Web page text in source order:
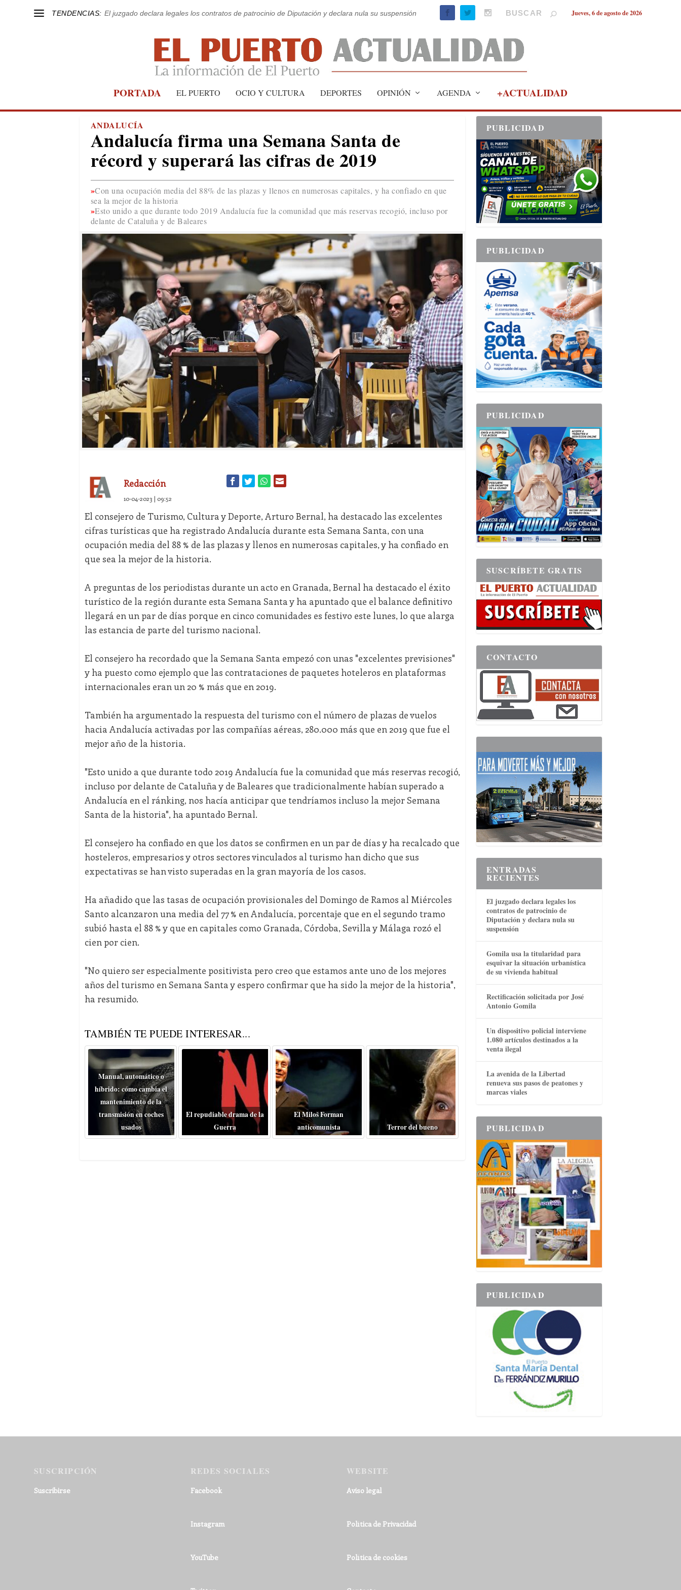
TENDENCIAS: El juzgado declara legales los contratos de patrocinio de Diputación y declara nula su suspensión Jueves, 6 de agosto de 2026
PORTADA EL PUERTO OCIO Y CULTURA DEPORTES OPINIÓN AGENDA +ACTUALIDAD
ANDALUCÍA
Andalucía firma una Semana Santa de
récord y superará las cifras de 2019
Con una ocupación media del 88% de las plazas y llenos en numerosas capitales, y ha confiado en que
sea la mejor de la historia
Esto unido a que durante todo 2019 Andalucía fue la comunidad que más reservas recogió, incluso por
delante de Cataluña y de Baleares
Redacción
10-04-2023 | 09:52
El consejero de Turismo, Cultura y Deporte, Arturo Bernal, ha destacado las excelentes
cifras turísticas que ha registrado Andalucía durante esta Semana Santa, con una
ocupación media del 88 % de las plazas y llenos en numerosas capitales, y ha confiado en
que sea la mejor de la historia.
A preguntas de los periodistas durante un acto en Granada, Bernal ha destacado el éxito
turístico de la región durante esta Semana Santa y ha apuntado que el balance definitivo
llegará en un par de días porque en cinco comunidades es festivo este lunes, lo que alarga
las estancia de parte del turismo nacional.
El consejero ha recordado que la Semana Santa empezó con unas "excelentes previsiones"
y ha puesto como ejemplo que las contrataciones de paquetes hoteleros en plataformas
internacionales eran un 20 % más que en 2019.
También ha argumentado la respuesta del turismo con el número de plazas de vuelos
hacia Andalucía activadas por las compañías aéreas, 280.000 más que en 2019 que fue el
mejor año de la historia.
"Esto unido a que durante todo 2019 Andalucía fue la comunidad que más reservas recogió,
incluso por delante de Cataluña y de Baleares que tradicionalmente habían superado a
Andalucía en el ránking, nos hacía anticipar que tendríamos incluso la mejor Semana
Santa de la historia", ha apuntado Bernal.
El consejero ha confiado en que los datos se confirmen en un par de días y ha recalcado que
hosteleros, empresarios y otros sectores vinculados al turismo han dicho que sus
expectativas se han visto superadas en la gran mayoría de los casos.
Ha añadido que las tasas de ocupación provisionales del Domingo de Ramos al Miércoles
Santo alcanzaron una media del 77 % en Andalucía, porcentaje que en el segundo tramo
subió hasta el 88 % y que en capitales como Granada, Córdoba, Sevilla y Málaga rozó el
cien por cien.
"No quiero ser especialmente positivista pero creo que estamos ante uno de los mejores
años del turismo en Semana Santa y espero confirmar que ha sido la mejor de la historia",
ha resumido.
TAMBIÉN TE PUEDE INTERESAR...
Manual, automático o
híbrido: cómo cambia el
mantenimiento de la
transmisión en coches
usados
El repudiable drama de la
Guerra
El Miloš Forman
anticomunista
Terror del bueno
PUBLICIDAD
PUBLICIDAD
PUBLICIDAD
SUSCRÍBETE GRATIS
CONTACTO
ENTRADAS
RECIENTES
El juzgado declara legales los
contratos de patrocinio de
Diputación y declara nula su
suspensión
Gomila usa la titularidad para
esquivar la situación urbanística
de su vivienda habitual
Rectificación solicitada por José
Antonio Gomila
Un dispositivo policial interviene
1.080 artículos destinados a la
venta ilegal
La avenida de la Libertad
renueva sus pasos de peatones y
marcas viales
PUBLICIDAD
PUBLICIDAD
SUSCRIPCIÓN
Suscribirse
REDES SOCIALES
Facebook
Instagram
YouTube
WEBSITE
Aviso legal
Política de Privacidad
Política de cookies